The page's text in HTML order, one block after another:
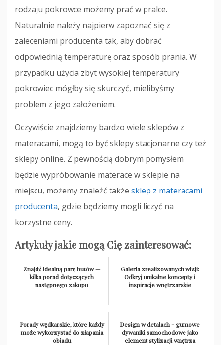
rodzaju pokrowce możemy prać w pralce.
Naturalnie należy najpierw zapoznać się z
zaleceniami producenta tak, aby dobrać
odpowiednią temperaturę oraz sposób prania. W
przypadku użycia zbyt wysokiej temperatury
pokrowiec mógłby się skurczyć, mielibyśmy
problem z jego założeniem.
Oczywiście znajdziemy bardzo wiele sklepów z
materacami, mogą to być sklepy stacjonarne czy też
sklepy online. Z pewnością dobrym pomysłem
będzie wypróbowanie materace w sklepie na
miejscu, możemy znaleźć także sklep z materacami
producenta, gdzie będziemy mogli liczyć na
korzystne ceny.
Artykuły jakie mogą Cię zainteresować:
Znajdź idealną parę butów —
kilka porad dotyczących
następnego zakupu
Galeria zrealizowanych wizji:
Odkryj unikalne koncepty i
inspiracje wnętrzarskie
Porady wędkarskie, które każdy
może wykorzystać do złapania
obiadu
Design w detalach - gumowe
dywaniki samochodowe jako
element stylizacji wnętrza